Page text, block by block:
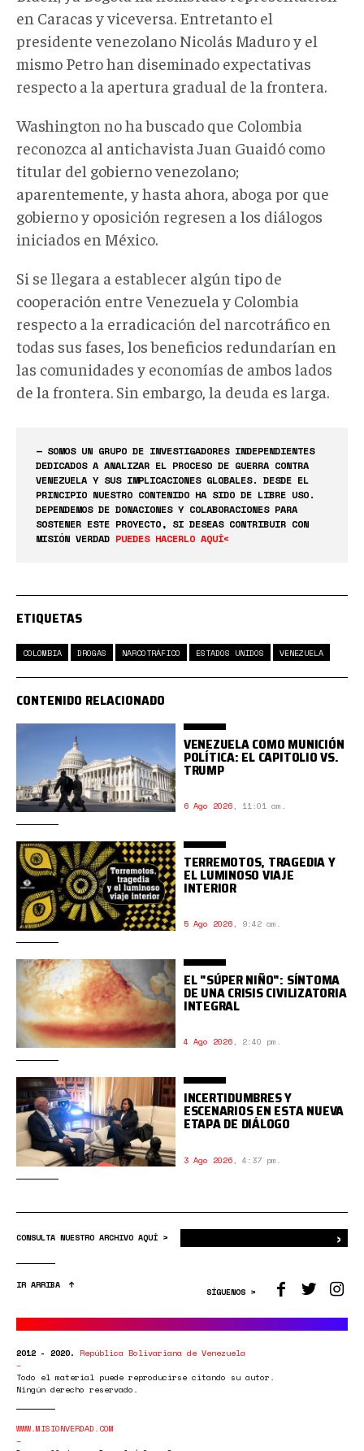
en Caracas y viceversa. Entretanto el
presidente venezolano Nicolás Maduro y el
mismo Petro han diseminado expectativas
respecto a la apertura gradual de la frontera.
Washington no ha buscado que Colombia
reconozca al antichavista Juan Guaidó como
titular del gobierno venezolano;
aparentemente, y hasta ahora, aboga por que
gobierno y oposición regresen a los diálogos
iniciados en México.
Si se llegara a establecer algún tipo de
cooperación entre Venezuela y Colombia
respecto a la erradicación del narcotráfico en
todas sus fases, los beneficios redundarían en
las comunidades y economías de ambos lados
de la frontera. Sin embargo, la deuda es larga.
— SOMOS UN GRUPO DE INVESTIGADORES INDEPENDIENTES
DEDICADOS A ANALIZAR EL PROCESO DE GUERRA CONTRA
VENEZUELA Y SUS IMPLICACIONES GLOBALES. DESDE EL
PRINCIPIO NUESTRO CONTENIDO HA SIDO DE LIBRE USO.
DEPENDEMOS DE DONACIONES Y COLABORACIONES PARA
SOSTENER ESTE PROYECTO, SI DESEAS CONTRIBUIR CON
MISIÓN VERDAD PUEDES HACERLO AQUÍ<
ETIQUETAS
COLOMBIA DROGAS NARCOTRÁFICO ESTADOS UNIDOS VENEZUELA
CONTENIDO RELACIONADO
VENEZUELA COMO MUNICIÓN
POLÍTICA: EL CAPITOLIO VS.
TRUMP
6 Ago 2026, 11:01 am.
TERREMOTOS, TRAGEDIA Y
EL LUMINOSO VIAJE
INTERIOR
5 Ago 2026, 9:42 am.
EL "SÚPER NIÑO": SÍNTOMA
DE UNA CRISIS CIVILIZATORIA
INTEGRAL
4 Ago 2026, 2:40 pm.
INCERTIDUMBRES Y
ESCENARIOS EN ESTA NUEVA
ETAPA DE DIÁLOGO
3 Ago 2026, 4:37 pm.
CONSULTA NUESTRO ARCHIVO AQUÍ > ›
IR ARRIBA
SÍGUENOS >
2012 - 2020. República Bolivariana de Venezuela
Todo el material puede reproducirse citando su autor.
Ningún derecho reservado.
WWW.MISIONVERDAD.COM